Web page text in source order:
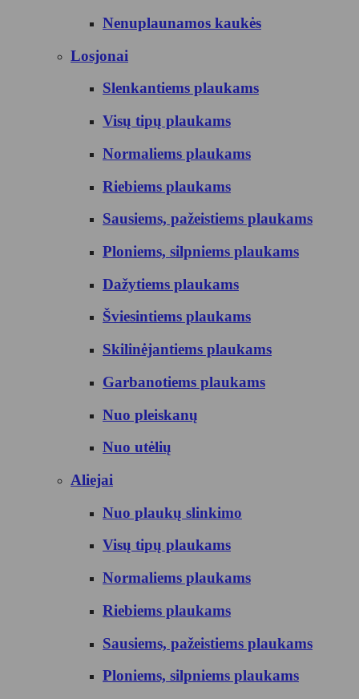
Nenuplaunamos kaukės
Losjonai
Slenkantiems plaukams
Visų tipų plaukams
Normaliems plaukams
Riebiems plaukams
Sausiems, pažeistiems plaukams
Ploniems, silpniems plaukams
Dažytiems plaukams
Šviesintiems plaukams
Skilinėjantiems plaukams
Garbanotiems plaukams
Nuo pleiskanų
Nuo utėlių
Aliejai
Nuo plaukų slinkimo
Visų tipų plaukams
Normaliems plaukams
Riebiems plaukams
Sausiems, pažeistiems plaukams
Ploniems, silpniems plaukams